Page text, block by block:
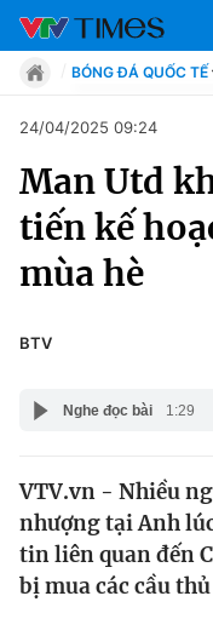
Chuyên mục
Tin tức
Sự kiện
Bóng đá
BÓNG ĐÁ QUỐC TẾ
Move
Phong cách
Chân dung
Sự kiện
Bóng đá
24/04/2025 09:24
Man Utd
tiến kế
mùa hè
BTV
Nghe đọc bài 1:29
VTV.vn - Nhiều
nhượng tại Anh
tin liên quan đến
bị mua các cầu